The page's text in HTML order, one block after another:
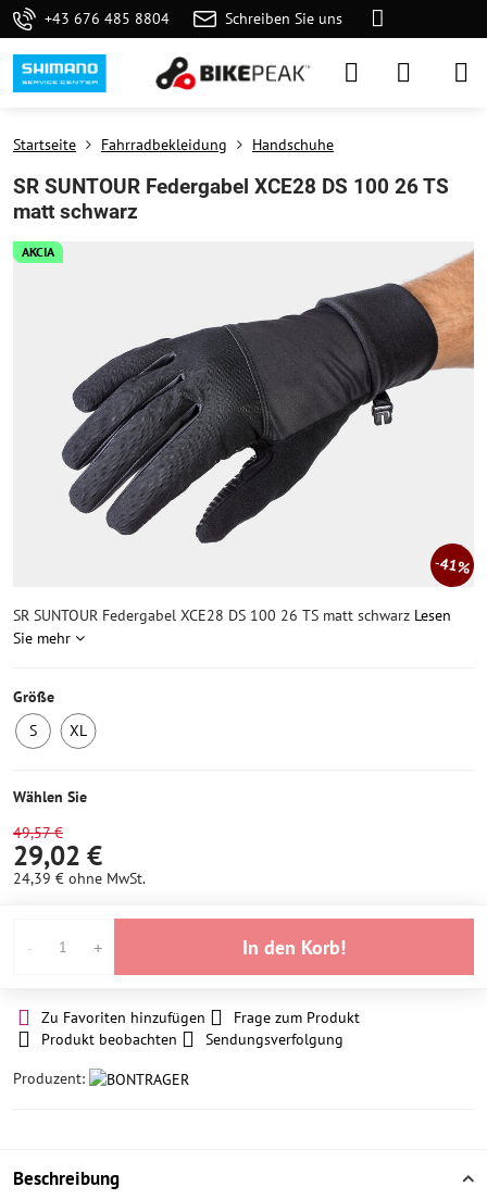
+43 676 485 8804 Schreiben Sie uns
AKCIA
41%
Startseite Fahrradbekleidung Handschuhe
SR SUNTOUR Federgabel XCE28 DS 100 26 TS
matt schwarz
SR SUNTOUR Federgabel XCE28 DS 100 26 TS matt schwarz Lesen
Sie mehr
Größe
S
XL
Wählen Sie
49,57 €
29,02 €
24,39 € ohne MwSt.
In den Korb!
Zu Favoriten hinzufügen
Frage zum Produkt
Produkt beobachten
Sendungsverfolgung
Produzent:
Beschreibung